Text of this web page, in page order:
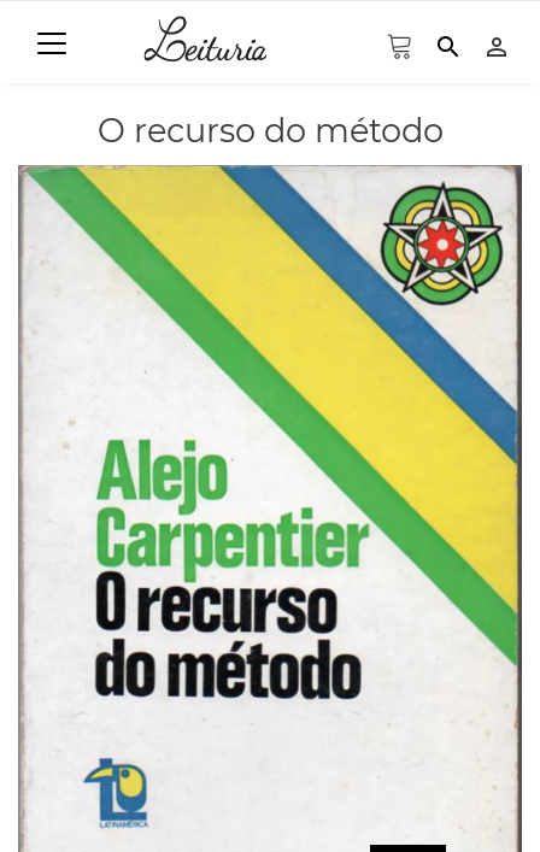
search person_outline
O recurso do método